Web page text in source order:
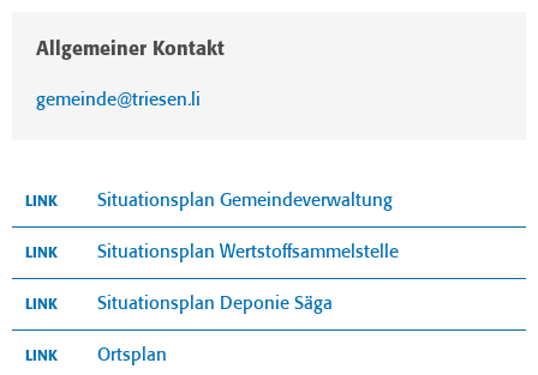
Allgemeiner Kontakt
gemeinde@triesen.li
LINK Situationsplan Gemeindeverwaltung
LINK Situationsplan Wertstoffsammelstelle
LINK Situationsplan Deponie Säga
LINK Ortsplan